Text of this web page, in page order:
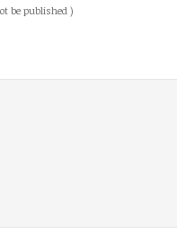
be published )